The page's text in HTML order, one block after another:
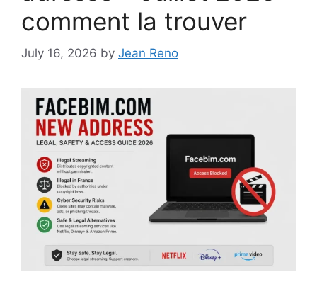
comment la trouver
July 16, 2026 by Jean Reno